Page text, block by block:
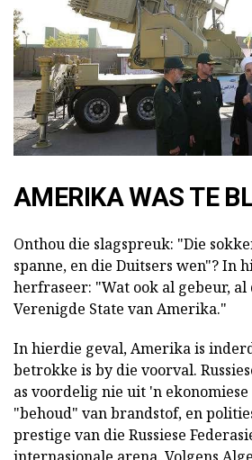
AMERIKA WAS TE
Onthou die slagspreuk: "Die
spanne, en die Duitsers wen"? In
herfraseer: "Wat ook al gebeur, al
Verenigde State van Amerika."
In hierdie geval, Amerika is
betrokke is by die voorval.
as voordelig nie uit 'n
"behoud" van brandstof, en
prestige van die Russiese